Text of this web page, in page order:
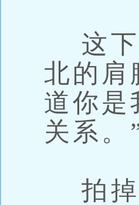
这下
北的肩
道你是
关系。
拍掉